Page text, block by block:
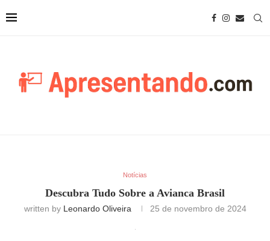
Notícias
Descubra Tudo Sobre a Avianca Brasil
written by Leonardo Oliveira 25 de novembro de 2024